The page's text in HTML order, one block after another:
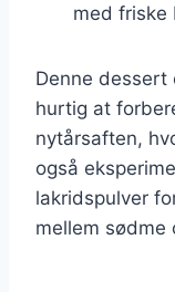
med
Denne dessert
hurtig at
nytårsaften,
også
lakridspulver
mellem sødme